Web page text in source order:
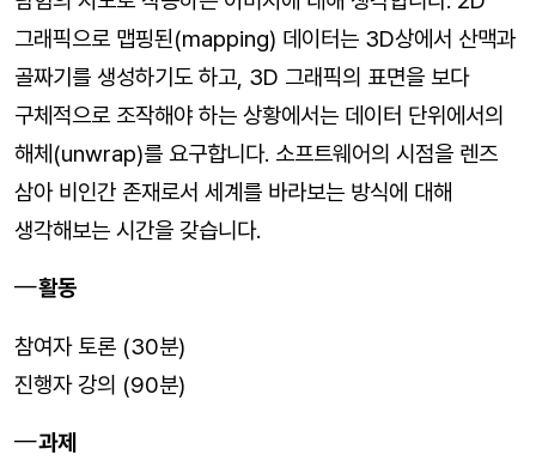
그래픽으로 맵핑된(mapping) 데이터는 3D상에서 산맥과
골짜기를 생성하기도 하고, 3D 그래픽의 표면을 보다
구체적으로 조작해야 하는 상황에서는 데이터 단위에서의
해체(unwrap)를 요구합니다. 소프트웨어의 시점을 렌즈
삼아 비인간 존재로서 세계를 바라보는 방식에 대해
생각해보는 시간을 갖습니다.
활동
참여자 토론 (30분)
진행자 강의 (90분)
과제